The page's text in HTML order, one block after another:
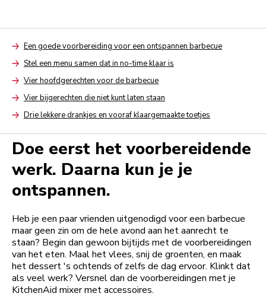
ArrowEen goede voorbereiding voor een ontspannen barbecue
ArrowStel een menu samen dat in no-time klaar is
ArrowVier hoofdgerechten voor de barbecue
ArrowVier bijgerechten die niet kunt laten staan
ArrowDrie lekkere drankjes en vooraf klaargemaakte toetjes
Doe eerst het voorbereidende
werk. Daarna kun je je
ontspannen.
Heb je een paar vrienden uitgenodigd voor een barbecue
maar geen zin om de hele avond aan het aanrecht te
staan? Begin dan gewoon bijtijds met de voorbereidingen
van het eten. Maal het vlees, snij de groenten, en maak
het dessert 's ochtends of zelfs de dag ervoor. Klinkt dat
als veel werk? Versnel dan de voorbereidingen met je
KitchenAid mixer met accessoires.